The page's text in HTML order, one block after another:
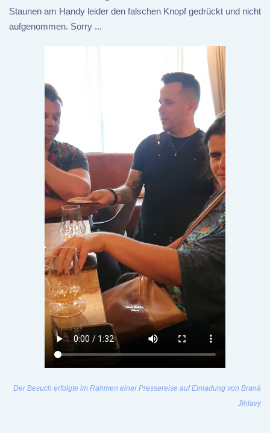
Staunen am Handy leider den falschen Knopf gedrückt und nicht
aufgenommen. Sorry ...
Der Besuch erfolgte im Rahmen einer Pressereise auf Einladung von Braná
Jihlavy